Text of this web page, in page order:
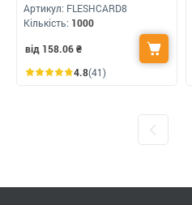
Артикул: FLESHCARD8
Кількість: 1000
від 158.06₴
4.8(41)